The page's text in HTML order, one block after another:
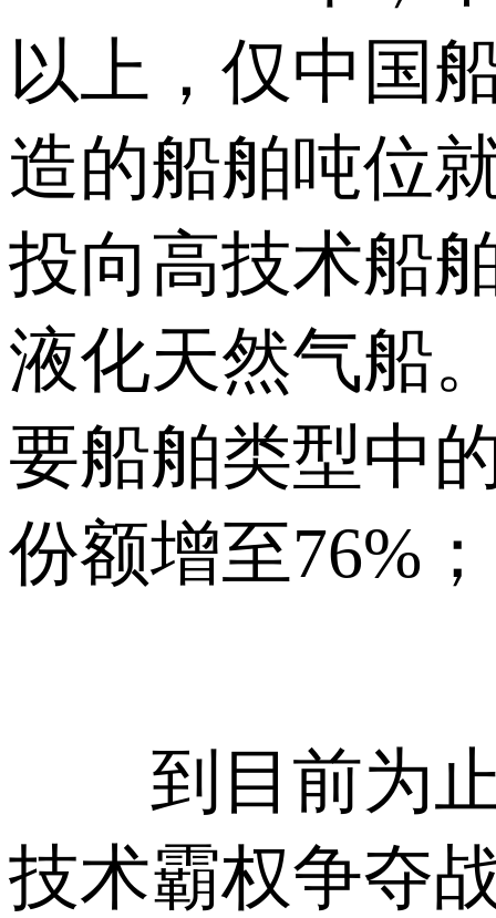
以上，仅中国
造的船舶吨位
投向高技术船
液化天然气船
要船舶类型中
份额增至76%
到目前为止
技术霸权争夺